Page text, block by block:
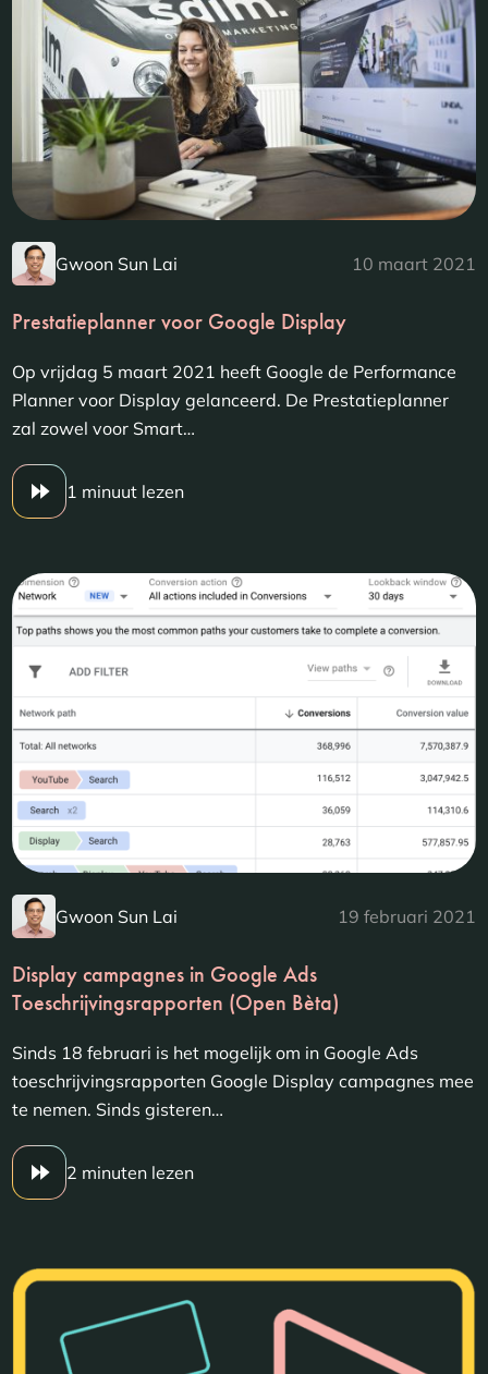
Gwoon Sun Lai 10 maart 2021
Prestatieplanner voor Google Display
Op vrijdag 5 maart 2021 heeft Google de Performance
Planner voor Display gelanceerd. De Prestatieplanner
zal zowel voor Smart…
1 minuut lezen
Gwoon Sun Lai 19 februari 2021
Display campagnes in Google Ads
Toeschrijvingsrapporten (Open Bèta)
Sinds 18 februari is het mogelijk om in Google Ads
toeschrijvingsrapporten Google Display campagnes mee
te nemen. Sinds gisteren…
2 minuten lezen